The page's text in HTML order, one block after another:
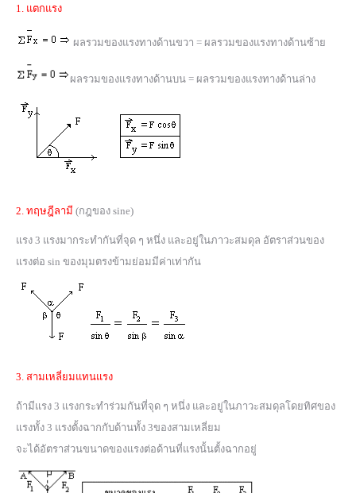
1. แตกแรง
ผลรวมของแรงทางด้านขวา = ผลรวมของแรงทางด้านซ้าย
ผลรวมของแรงทางด้านบน = ผลรวมของแรงทางด้านล่าง
2. ทฤษฎีลามี (กฎของ sine)
แรง 3 แรงมากระทำกันที่จุด ๆ หนึ่ง และอยู่ในภาวะสมดุล อัตราส่วนของ
แรงต่อ sin ของมุมตรงข้ามย่อมมีค่าเท่ากัน
3. สามเหลี่ยมแทนแรง
ถ้ามีแรง 3 แรงกระทำร่วมกันที่จุด ๆ หนึ่ง และอยู่ในภาวะสมดุลโดยทิศของ
แรงทั้ง 3 แรงตั้งฉากกับด้านทั้ง 3ของสามเหลี่ยม
จะได้อัตราส่วนขนาดของแรงต่อด้านที่แรงนั้นตั้งฉากอยู่